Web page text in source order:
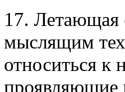
17. Летающая
мыслящим
относиться
проявляющие